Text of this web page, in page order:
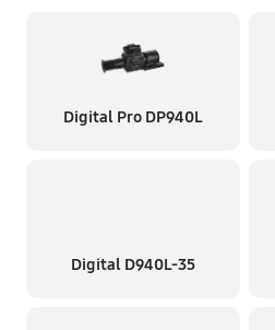
Digital Pro DP940L
Digital D940L-35